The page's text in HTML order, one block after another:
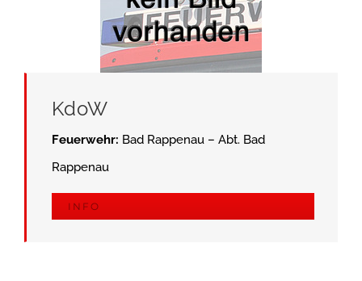
KdoW
Feuerwehr: Bad Rappenau – Abt. Bad
Rappenau
INFO